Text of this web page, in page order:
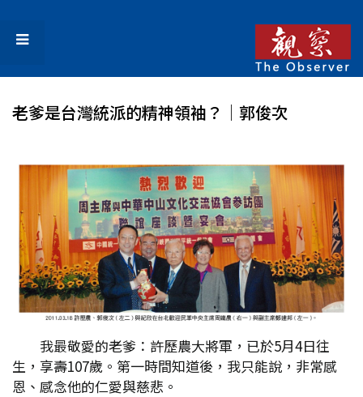
老爹是台灣統派的精神領袖？│郭俊次
我最敬愛的老爹：許歷農大將軍，已於5月4日往
生，享壽107歲。第一時間知道後，我只能說，非常感
恩、感念他的仁愛與慈悲。